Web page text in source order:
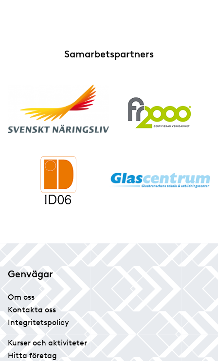
Samarbetspartners
Genvägar
Om oss
Kontakta oss
Integritetspolicy
Kurser och aktiviteter
Hitta företag